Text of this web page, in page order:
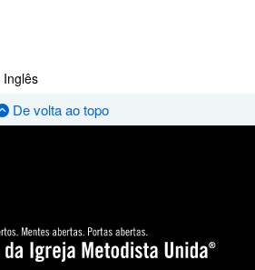
Inglês
De volta ao topo